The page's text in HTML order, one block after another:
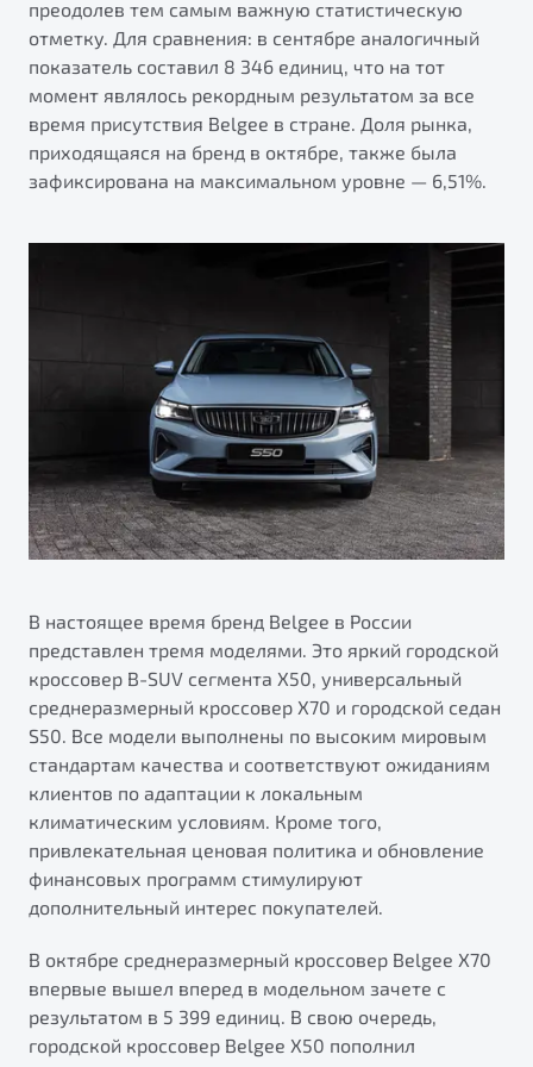
от 1 699 990 ₽*
Обзор В наличии
X70
Универсальный кроссовер
от 2 499 990 ₽*
Обзор В наличии
Подробно
Автомобили в наличии
Будьте еще более уверены на дорогах с программой
"Помощь на дорогах"
Запись на сервис
Калькулятор ТО
Клиентская поддержка
преодолев тем самым важную статистическую
отметку. Для сравнения: в сентябре аналогичный
показатель составил 8 346 единиц, что на тот
момент являлось рекордным результатом за все
время присутствия Belgee в стране. Доля рынка,
приходящаяся на бренд в октябре, также была
зафиксирована на максимальном уровне — 6,51%.
В настоящее время бренд Belgee в России
представлен тремя моделями. Это яркий городской
кроссовер B-SUV сегмента X50, универсальный
среднеразмерный кроссовер X70 и городской седан
S50. Все модели выполнены по высоким мировым
стандартам качества и соответствуют ожиданиям
клиентов по адаптации к локальным
климатическим условиям. Кроме того,
привлекательная ценовая политика и обновление
финансовых программ стимулируют
дополнительный интерес покупателей.
В октябре среднеразмерный кроссовер Belgee Х70
впервые вышел вперед в модельном зачете с
результатом в 5 399 единиц. В свою очередь,
городской кроссовер Belgee X50 пополнил